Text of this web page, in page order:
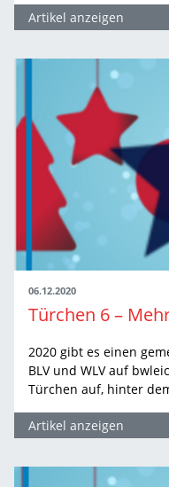
Artikel anzeigen
06.12.2020
2020 gibt es einen
BLV und WLV auf
Türchen auf, hinter
Artikel anzeigen